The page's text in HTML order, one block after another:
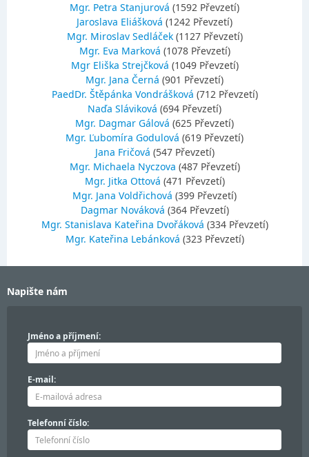
Mgr. Petra Stanjurová (1592 Převzetí)
Jaroslava Eliášková (1242 Převzetí)
Mgr. Miroslav Sedláček (1127 Převzetí)
Mgr. Eva Marková (1078 Převzetí)
Mgr Eliška Strejčková (1049 Převzetí)
Mgr. Jana Černá (901 Převzetí)
PaedDr. Štěpánka Vondrášková (712 Převzetí)
Naďa Sláviková (694 Převzetí)
Mgr. Dagmar Gálová (625 Převzetí)
Mgr. Ľubomíra Godulová (619 Převzetí)
Jana Fričová (547 Převzetí)
Mgr. Michaela Nyczova (487 Převzetí)
Mgr. Jitka Ottová (471 Převzetí)
Mgr. Jana Voldřichová (399 Převzetí)
Dagmar Nováková (364 Převzetí)
Mgr. Stanislava Kateřina Dvořáková (334 Převzetí)
Mgr. Kateřina Lebánková (323 Převzetí)
Napište nám
Jméno a příjmení:
E-mail:
Telefonní číslo: